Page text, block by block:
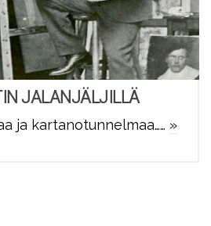
JALANJÄLJILLÄ
ja kartanotunnelmaa…… »